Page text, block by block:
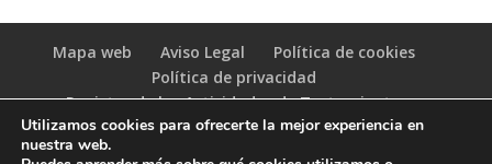
Mapa web Aviso Legal
Política de cookies
Política de privacidad
Registro de las Actividades de Tratamiento
(RAT)
Utilizamos cookies para ofrecerte la mejor experiencia en
nuestra web.